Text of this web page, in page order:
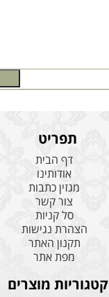
תפריט
דף הבית
אודותינו
מגזין כתבות
צור קשר
סל קניות
הצהרת נגישות
תקנון האתר
מפת אתר
קטגוריות מוצרים